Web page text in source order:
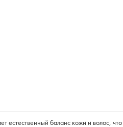
естественный баланс кожи и волос, что